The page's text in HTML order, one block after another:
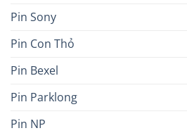
Pin Sony
Pin Con Thỏ
Pin Bexel
Pin Parklong
Pin NP